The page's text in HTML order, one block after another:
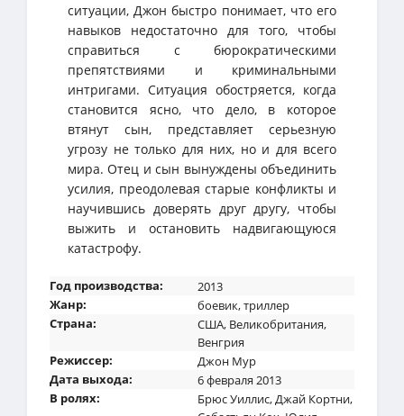
ситуации, Джон быстро понимает, что его
навыков недостаточно для того, чтобы
справиться с бюрократическими
препятствиями и криминальными
интригами. Ситуация обостряется, когда
становится ясно, что дело, в которое
втянут сын, представляет серьезную
угрозу не только для них, но и для всего
мира. Отец и сын вынуждены объединить
усилия, преодолевая старые конфликты и
научившись доверять друг другу, чтобы
выжить и остановить надвигающуюся
катастрофу.
Год производства:
2013
Жанр:
боевик,триллер
Страна:
США, Великобритания,
Венгрия
Режиссер:
Джон Мур
Дата выхода:
6 февраля 2013
В ролях:
Брюс Уиллис,Джай Кортни,